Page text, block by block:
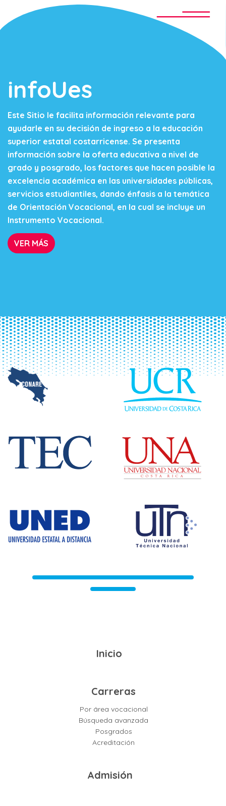
infoUes
Este Sitio le facilita información relevante para
ayudarle en su decisión de ingreso a la educación
superior estatal costarricense. Se presenta
información sobre la oferta educativa a nivel de
grado y posgrado, los factores que hacen posible la
excelencia académica en las universidades públicas,
servicios estudiantiles, dando énfasis a la temática
de Orientación Vocacional, en la cual se incluye un
Instrumento Vocacional.
VER MÁS
Inicio
Carreras
Por área vocacional
Búsqueda avanzada
Posgrados
Acreditación
Admisión